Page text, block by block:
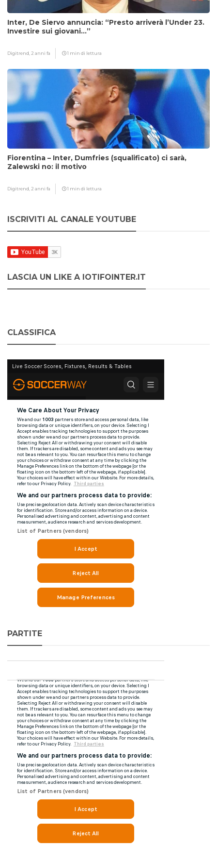
Inter, De Siervo annuncia: “Presto arriverà l’Under 23.
Investire sui giovani…”
Digitrend, 2 anni fa 1 min di lettura
Fiorentina – Inter, Dumfries (squalificato) ci sarà,
Zalewski no: il motivo
Digitrend, 2 anni fa 1 min di lettura
ISCRIVITI AL CANALE YOUTUBE
LASCIA UN LIKE A IOTIFOINTER.IT
CLASSIFICA
PARTITE